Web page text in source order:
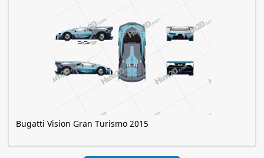
Bugatti Vision Gran Turismo 2015